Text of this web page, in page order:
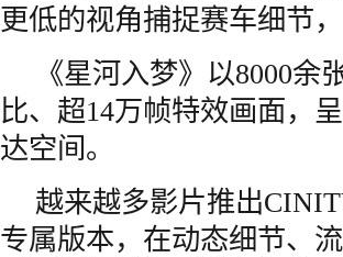
更低的视角捕捉赛车细节
《星河入梦》以8000
比、超14万帧特效画面，
达空间。
越来越多影片推出
专属版本，在动态细节、